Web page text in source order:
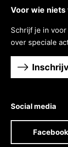
Voor wie niets
Schrĳf je in
over speciale
Social media
Facebook